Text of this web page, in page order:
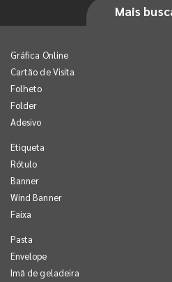
Mais
Gráfica Online
Cartão de Visita
Folheto
Folder
Adesivo
Etiqueta
Rótulo
Banner
Wind Banner
Faixa
Pasta
Envelope
Imã de geladeira